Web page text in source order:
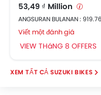
53,49 ₫ Million
ANGSURAN BULANAN :
Viết một đánh giá
VIEW THáNG 8 OFFERS
SUZUKI BIKES